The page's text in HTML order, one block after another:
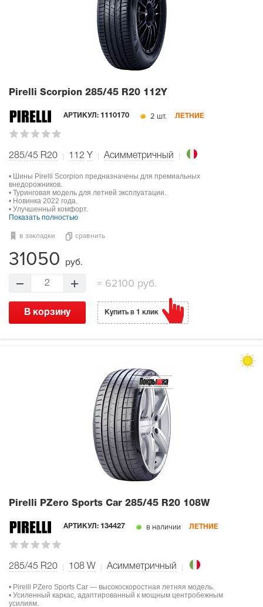
Pirelli Scorpion 285/45 R20 112Y
АРТИКУЛ: 1110170 2 шт. ЛЕТНИЕ
285/45 R20 112 Y Асимметричный
• Шины Pirelli Scorpion предназначены для премиальных
внедорожников.
• Туринговая модель для летней эксплуатации.
• Новинка 2022 года.
• Улучшенный комфорт.
Показать полностью
в закладки сравнить
31050 руб.
2 =62100 руб.
В корзину Купить в 1 клик
Pirelli PZero Sports Car 285/45 R20 108W
АРТИКУЛ: 134427 в наличии ЛЕТНИЕ
285/45 R20 108 W Асимметричный
• Pirelli PZero Sports Car — высокоскоростная летняя модель.
• Усиленный каркас, адаптированный к мощным центробежным
усилиям.